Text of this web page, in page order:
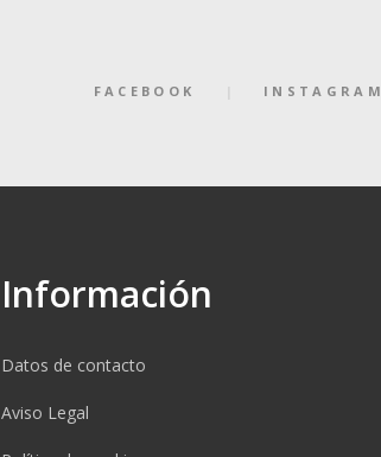
FACEBOOK INSTAGRAM
Información
Datos de contacto
Aviso Legal